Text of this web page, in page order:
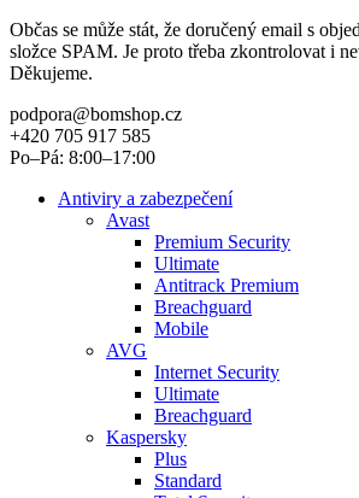
Občas se může stát, že doručený email s
složce SPAM. Je proto třeba zkontrolovat i
Děkujeme.
podpora@bomshop.cz
+420 705 917 585
Po–Pá: 8:00–17:00
Antiviry a zabezpečení
Avast
Premium Security
Ultimate
Antitrack Premium
Breachguard
Mobile
AVG
Internet Security
Ultimate
Breachguard
Kaspersky
Plus
Standard